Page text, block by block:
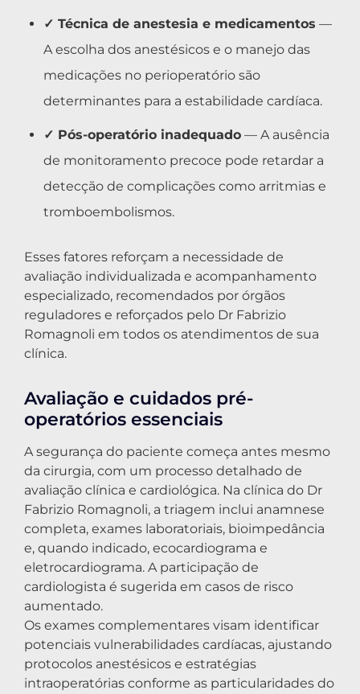
✓ Técnica de anestesia e medicamentos —
A escolha dos anestésicos e o manejo das
medicações no perioperatório são
determinantes para a estabilidade cardíaca.
✓ Pós-operatório inadequado — A ausência
de monitoramento precoce pode retardar a
detecção de complicações como arritmias e
tromboembolismos.
Esses fatores reforçam a necessidade de
avaliação individualizada e acompanhamento
especializado, recomendados por órgãos
reguladores e reforçados pelo Dr Fabrizio
Romagnoli em todos os atendimentos de sua
clínica.
Avaliação e cuidados pré-
operatórios essenciais
A segurança do paciente começa antes mesmo
da cirurgia, com um processo detalhado de
avaliação clínica e cardiológica. Na clínica do Dr
Fabrizio Romagnoli, a triagem inclui anamnese
completa, exames laboratoriais, bioimpedância
e, quando indicado, ecocardiograma e
eletrocardiograma. A participação de
cardiologista é sugerida em casos de risco
aumentado.
Os exames complementares visam identificar
potenciais vulnerabilidades cardíacas, ajustando
protocolos anestésicos e estratégias
intraoperatórias conforme as particularidades do